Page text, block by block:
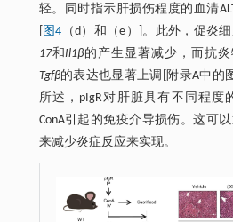
轻。同时指示肝损伤程度的血清
图4 （d）和（e）]。此外，促炎
17和Il1β的产生显著减少，而抗炎
Tgfβ的表达也显著上调[附录A中的
所述，pIgR对肝脏具有不同程度
ConA引起的免疫介导损伤。这可
来减少炎症反应来实现。